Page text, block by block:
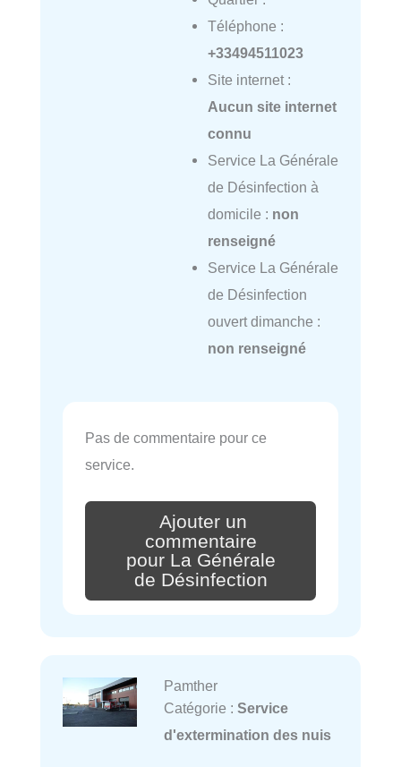
Téléphone :
+33494511023
Site internet :
Aucun site internet
connu
Service La Générale
de Désinfection à
domicile : non
renseigné
Service La Générale
de Désinfection
ouvert dimanche :
non renseigné
Pas de commentaire pour ce
service.
Ajouter un
commentaire
pour La Générale
de Désinfection
Pamther
Catégorie : Service
d'extermination des nuis